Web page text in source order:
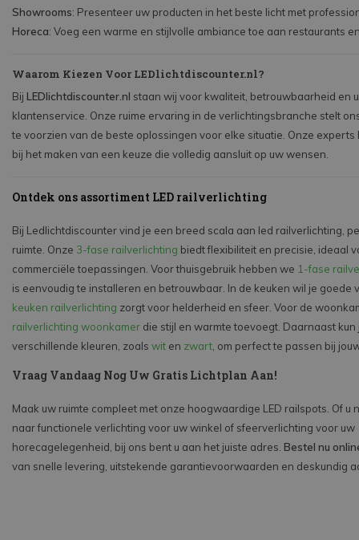
Showrooms: Presenteer uw producten in het beste licht met
Horeca: Voeg een warme en stijlvolle ambiance toe aan restaurants
Waarom Kiezen Voor LEDlichtdiscounter.nl?
Bij LEDlichtdiscounter.nl staan wij voor kwaliteit, betrouwbaarheid en
klantenservice. Onze ruime ervaring in de verlichtingsbranche stelt
te voorzien van de beste oplossingen voor elke situatie. Onze experts
bij het maken van een keuze die volledig aansluit op uw wensen.
Ontdek ons assortiment LED railverlichting
Bij Ledlichtdiscounter vind je een breed scala aan led railverlichting,
ruimte. Onze 3-fase railverlichting biedt flexibiliteit en precisie, ideaal
commerciële toepassingen. Voor thuisgebruik hebben we 1-fase
is eenvoudig te installeren en betrouwbaar. In de keuken wil je goede
keuken railverlichting zorgt voor helderheid en sfeer. Voor de
railverlichting woonkamer die stijl en warmte toevoegt. Daarnaast kun
verschillende kleuren, zoals wit en zwart , om perfect te passen bij
Vraag Vandaag Nog Uw Gratis Lichtplan Aan!
Maak uw ruimte compleet met onze hoogwaardige LED railspots. Of u
naar functionele verlichting voor uw winkel of sfeerverlichting voor uw
horecagelegenheid, bij ons bent u aan het juiste adres. Bestel nu
van snelle levering, uitstekende garantievoorwaarden en deskundig